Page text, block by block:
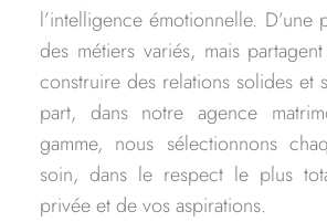
l’intelligence émotionnelle. D’une
des métiers variés, mais
construire des relations solides et
part, dans notre agence
gamme, nous sélectionnons
soin, dans le respect le plus
privée et de vos aspirations.